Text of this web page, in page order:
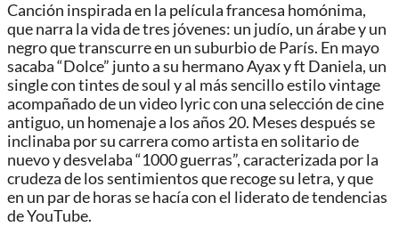
Canción inspirada en la película francesa homónima,
que narra la vida de tres jóvenes: un judío, un árabe y un
negro que transcurre en un suburbio de París. En mayo
sacaba “Dolce” junto a su hermano Ayax y ft Daniela, un
single con tintes de soul y al más sencillo estilo vintage
acompañado de un video lyric con una selección de cine
antiguo, un homenaje a los años 20. Meses después se
inclinaba por su carrera como artista en solitario de
nuevo y desvelaba “1000 guerras”, caracterizada por la
crudeza de los sentimientos que recoge su letra, y que
en un par de horas se hacía con el liderato de tendencias
de YouTube.